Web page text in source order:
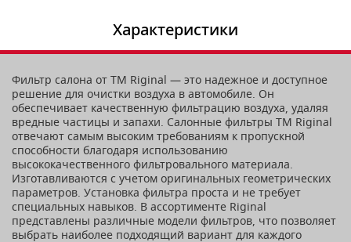
Характеристики
Фильтр салона от TM Riginal — это надежное и доступное
решение для очистки воздуха в автомобиле. Он
обеспечивает качественную фильтрацию воздуха, удаляя
вредные частицы и запахи. Салонные фильтры ТМ Riginal
отвечают самым высоким требованиям к пропускной
способности благодаря использованию
высококачественного фильтровального материала.
Изготавливаются с учетом оригинальных геометрических
параметров. Установка фильтра проста и не требует
специальных навыков. В ассортименте Riginal
представлены различные модели фильтров, что позволяет
выбрать наиболее подходящий вариант для каждого